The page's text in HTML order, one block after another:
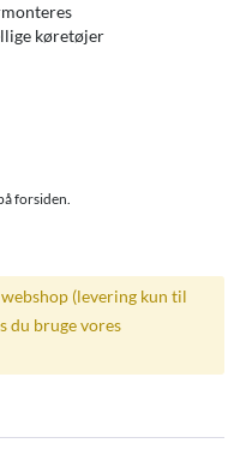
køretøjer
forsiden.
(levering kun til
du bruge vores